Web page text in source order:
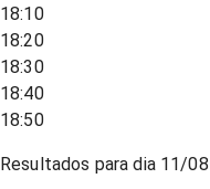
18:10
18:20
18:30
18:40
18:50
Resultados para dia 11/08